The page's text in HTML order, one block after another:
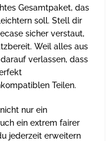
Gesamtpaket, das
soll. Stell dir
sicher verstaut,
Weil alles aus
verlassen, dass
Teilen.
nur ein
ein extrem fairer
jederzeit erweitern